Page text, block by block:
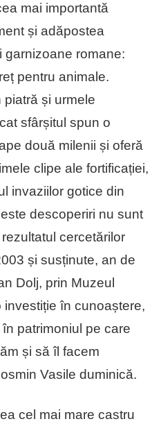
mai importantă
și adăpostea
garnizoane romane:
pentru animale.
și urmele
sfârșitul spun o
două milenii și oferă
clipe ale fortificației,
invaziilor gotice din
descoperiri nu sunt
cercetărilor
și susținute, an de
Dolj, prin Muzeul
în cunoaștere,
patrimoniul pe care
și să îl facem
Vasile duminică.
cel mai mare castru